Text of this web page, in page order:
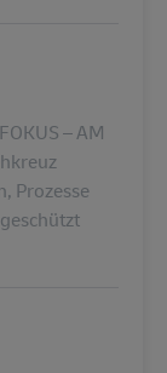
– AM
Prozesse